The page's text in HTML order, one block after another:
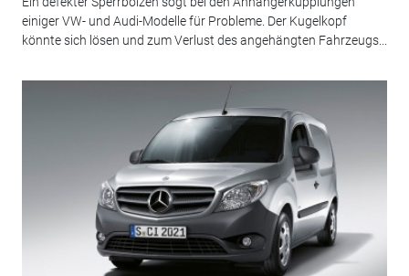
einiger VW- und Audi-Modelle für Probleme. Der Kugelkopf
könnte sich lösen und zum Verlust des angehängten Fahrzeugs...